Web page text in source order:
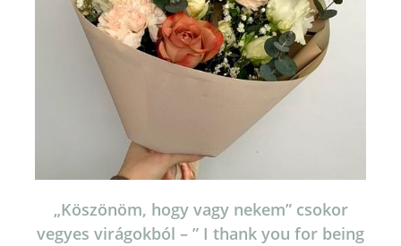
„Köszönöm, hogy vagy nekem” csokor
vegyes virágokból – ” I thank you for being